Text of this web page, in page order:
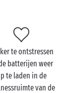
vindt u op
en restaurants,
parkeerplaats
dat u na uw
dan tevreden
te ontstressen
batterijen weer
te laden in de
van de